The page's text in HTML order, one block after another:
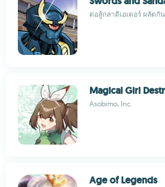
ต่อสู้กลาดิเอเตอร์ ผลัดกั
Magical Girl
Asobimo, Inc.
Age of Legends